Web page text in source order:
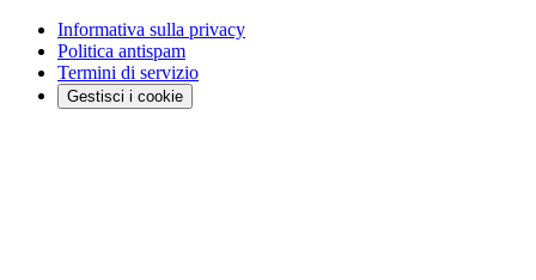
Informativa sulla privacy
Politica antispam
Termini di servizio
Gestisci i cookie